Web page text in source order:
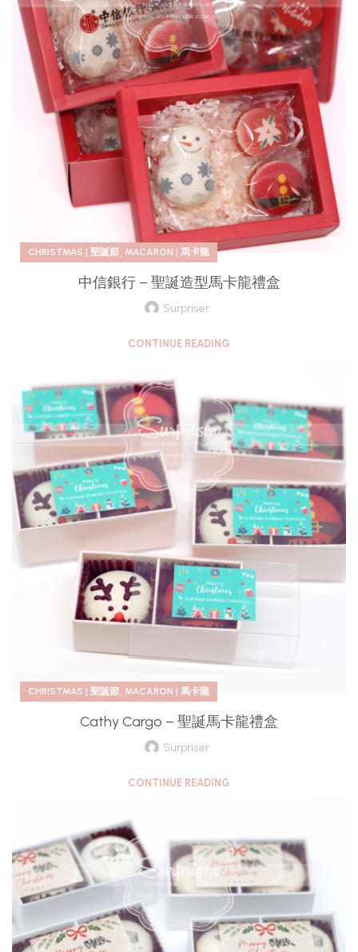
CHRISTMAS | 聖誕節, MACARON | 馬卡龍
中信銀行 – 聖誕造型馬卡龍禮盒
Surpriser
CONTINUE READING
CHRISTMAS | 聖誕節, MACARON | 馬卡龍
Cathy Cargo – 聖誕馬卡龍禮盒
Surpriser
CONTINUE READING